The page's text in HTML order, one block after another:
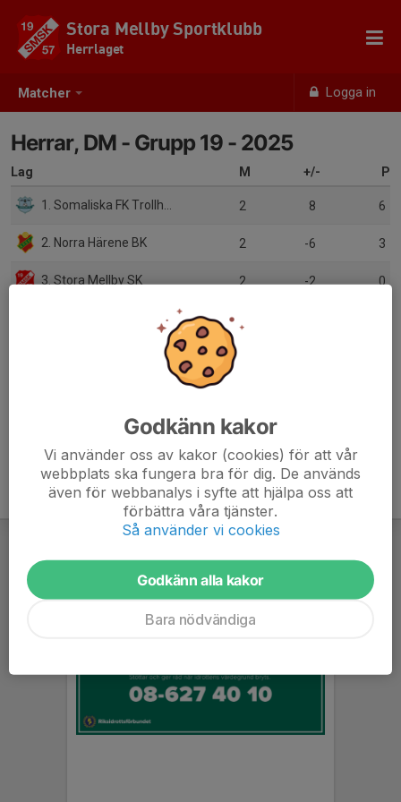
Matcher Logga in
Stora Mellby Sportklubb
Herrlaget
Herrar, DM - Grupp 19 - 2025
Lag M +/- P
1. Somaliska FK Trollhättan 2 8 6
2. Norra Härene BK 2 -6 3
3. Stora Mellby SK 2 -2 0
Godkänn kakor
Vi använder oss av kakor (cookies) för att vår
webbplats ska fungera bra för dig. De används
även för webbanalys i syfte att hjälpa oss att
förbättra våra tjänster.
Så använder vi cookies
Godkänn alla kakor
Bara nödvändiga